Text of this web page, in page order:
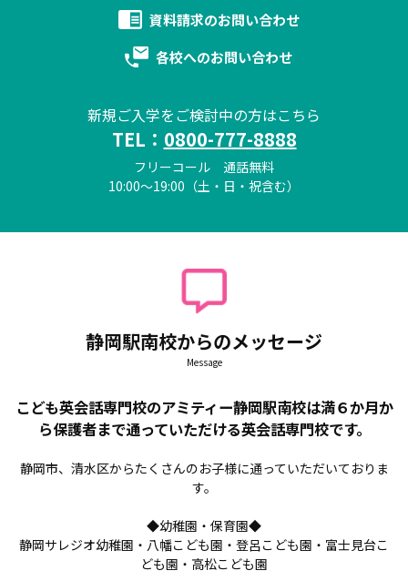
資料請求のお問い合わせ
各校へのお問い合わせ
新規ご入学をご検討中の方はこちら
TEL： 0800-777-8888
フリーコール 通話無料
10:00～19:00（土・日・祝含む）
静岡駅南校からのメッセージ
Message
こども英会話専門校のアミティー静岡駅南校は満６か月か
ら保護者まで通っていただける英会話専門校です。
静岡市、清水区からたくさんのお子様に通っていただいておりま
す。
◆幼稚園・保育園◆
静岡サレジオ幼稚園・八幡こども園・登呂こども園・富士見台こ
ども園・高松こども園